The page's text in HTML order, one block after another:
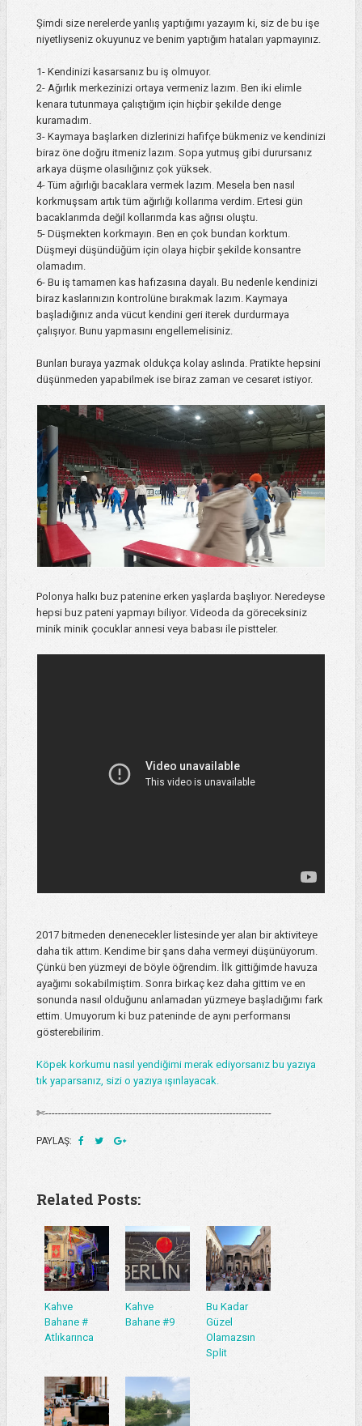
Şimdi size nerelerde yanlış yaptığımı yazayım ki, siz de bu işe
niyetliyseniz okuyunuz ve benim yaptığım hataları yapmayınız.
1- Kendinizi kasarsanız bu iş olmuyor.
2- Ağırlık merkezinizi ortaya vermeniz lazım. Ben iki elimle
kenara tutunmaya çalıştığım için hiçbir şekilde denge
kuramadım.
3- Kaymaya başlarken dizlerinizi hafifçe bükmeniz ve kendinizi
biraz öne doğru itmeniz lazım. Sopa yutmuş gibi durursanız
arkaya düşme olasılığınız çok yüksek.
4- Tüm ağırlığı bacaklara vermek lazım. Mesela ben nasıl
korkmuşsam artık tüm ağırlığı kollarıma verdim. Ertesi gün
bacaklarımda değil kollarımda kas ağrısı oluştu.
5- Düşmekten korkmayın. Ben en çok bundan korktum.
Düşmeyi düşündüğüm için olaya hiçbir şekilde konsantre
olamadım.
6- Bu iş tamamen kas hafızasına dayalı. Bu nedenle kendinizi
biraz kaslarınızın kontrolüne bırakmak lazım. Kaymaya
başladığınız anda vücut kendini geri iterek durdurmaya
çalışıyor. Bunu yapmasını engellemelisiniz.
Bunları buraya yazmak oldukça kolay aslında. Pratikte hepsini
düşünmeden yapabilmek ise biraz zaman ve cesaret istiyor.
Polonya halkı buz patenine erken yaşlarda başlıyor. Neredeyse
hepsi buz pateni yapmayı biliyor. Videoda da göreceksiniz
minik minik çocuklar annesi veya babası ile pistteler.
2017 bitmeden denenecekler listesinde yer alan bir aktiviteye
daha tik attım. Kendime bir şans daha vermeyi düşünüyorum.
Çünkü ben yüzmeyi de böyle öğrendim. İlk gittiğimde havuza
ayağımı sokabilmiştim. Sonra birkaç kez daha gittim ve en
sonunda nasıl olduğunu anlamadan yüzmeye başladığımı fark
ettim. Umuyorum ki buz pateninde de aynı performansı
gösterebilirim.
Köpek korkumu nasıl yendiğimi merak ediyorsanız bu yazıya
tık yaparsanız, sizi o yazıya ışınlayacak.
✄----------------------------------------------------------------------
PAYLAŞ:
Related Posts:
Kahve
Bahane #
Atlıkarınca
Kahve
Bahane #9
Bu Kadar
Güzel
Olamazsın
Split